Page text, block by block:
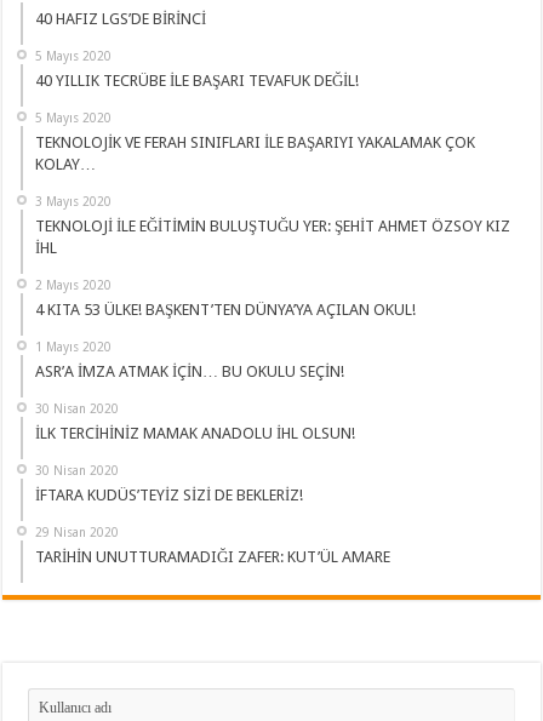
40 HAFIZ LGS’DE BİRİNCİ
5 Mayıs 2020
40 YILLIK TECRÜBE İLE BAŞARI TEVAFUK DEĞİL!
5 Mayıs 2020
TEKNOLOJİK VE FERAH SINIFLARI İLE BAŞARIYI YAKALAMAK ÇOK
KOLAY…
3 Mayıs 2020
TEKNOLOJİ İLE EĞİTİMİN BULUŞTUĞU YER: ŞEHİT AHMET ÖZSOY KIZ
İHL
2 Mayıs 2020
4 KITA 53 ÜLKE! BAŞKENT’TEN DÜNYA’YA AÇILAN OKUL!
1 Mayıs 2020
ASR’A İMZA ATMAK İÇİN… BU OKULU SEÇİN!
30 Nisan 2020
İLK TERCİHİNİZ MAMAK ANADOLU İHL OLSUN!
30 Nisan 2020
İFTARA KUDÜS’TEYİZ SİZİ DE BEKLERİZ!
29 Nisan 2020
TARİHİN UNUTTURAMADIĞI ZAFER: KUT’ÜL AMARE